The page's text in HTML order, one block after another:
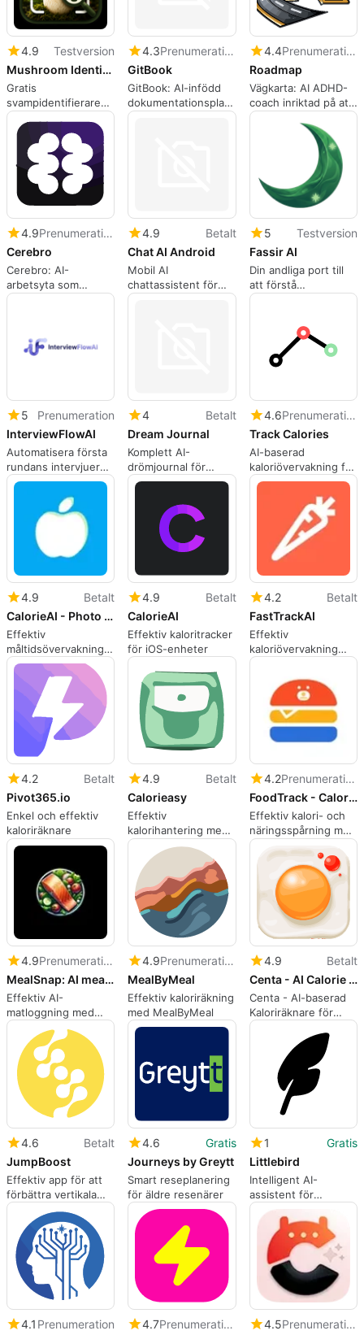
4.9
Testversion
Mushroom Identifier - Free Identification App By Photo
Gratis
svampidentifierare
App genom foto -
Identifiera ätliga och
giftiga svampar och
svampar omedelbart
4.3
Prenumeration
GitBook
GitBook: AI-infödd
dokumentationsplattform
för ingenjörs- och
4.4
Prenumeration
Roadmap
Vägkarta: AI ADHD-
coach inriktad på att
övervinna
uppgiftsparalys
4.9
Prenumeration
Cerebro
Cerebro: AI-
arbetsyta som
förvandlar
kunskap
4.9
Betalt
Chat AI Android
Mobil AI
chattassistent för
skrivande, kodning
5
Testversion
Fassir AI
Din andliga port till
att förstå
drömbudskap, med
visdom och modern
intelligens.
5
Prenumeration
InterviewFlowAI
Automatisera första
rundans intervjuer
med AI för telefon-
videogranskning,
poängkort och
strukturerade
kandidatrecensioner
4
Betalt
Dream Journal
Komplett AI-
drömjournal för
självupptäckte
4.6
Prenumeration
Track Calories
AI-baserad
kaloriövervakning för
hälsomedvetna
4.9
Betalt
CalorieAI - Photo Meal Tracker
Effektiv
måltidsövervakning
med CalorieAI
4.9
Betalt
CalorieAI
Effektiv kaloritracker
för iOS-enheter
4.2
Betalt
FastTrackAI
Effektiv
kaloriövervakning
med AI-teknik
4.2
Betalt
Pivot365.io
Enkel och effektiv
kaloriräknare
4.9
Betalt
Calorieasy
Effektiv
kalorihantering med
AI
4.2
Prenumeration
FoodTrack - Calorie Tracker
Effektiv kalori- och
näringsspårning med
FoodTrack
4.9
Prenumeration
MealSnap: AI meal log journal
Effektiv AI-
matloggning med
MealSnap
4.9
Prenumeration
MealByMeal
Effektiv kaloriräkning
med MealByMeal
4.9
Betalt
Centa - AI Calorie Counter
Centa - AI-baserad
Kaloriräknare för
Enkel
Näringsövervakning
4.6
Betalt
JumpBoost
Effektiv app för att
förbättra vertikala
hopp
4.6
Gratis
Journeys by Greytt
Smart reseplanering
för äldre resenärer
1
Gratis
Littlebird
Intelligent AI-
assistent för
effektivare arbete
4.1 Prenumeration
4.7
Prenumeration
4.5
Prenumeration